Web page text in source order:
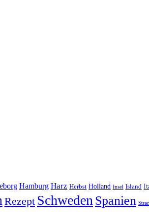
Hamburg Harz Herbst Holland Insel Island
Rezept Schweden Spanien